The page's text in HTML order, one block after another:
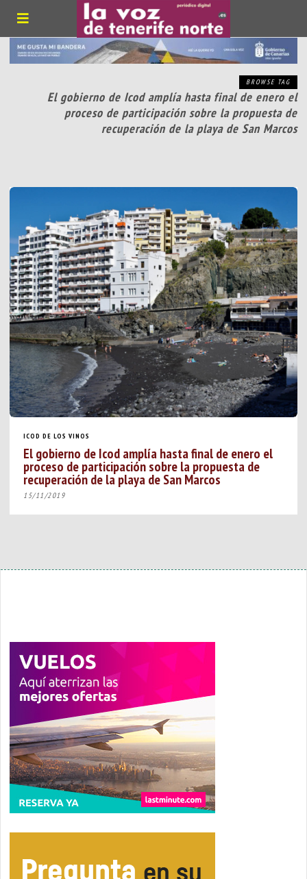
BROWSE TAG
El gobierno de Icod amplía hasta final de enero el
proceso de participación sobre la propuesta de
recuperación de la playa de San Marcos
ICOD DE LOS VINOS
El gobierno de Icod amplía hasta final de enero el
proceso de participación sobre la propuesta de
recuperación de la playa de San Marcos
15/11/2019